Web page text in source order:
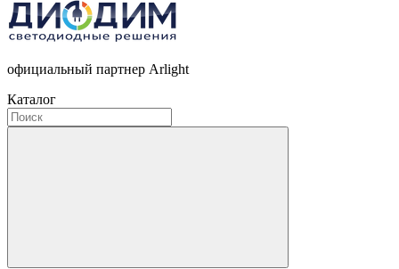
официальный партнер Arlight
Каталог